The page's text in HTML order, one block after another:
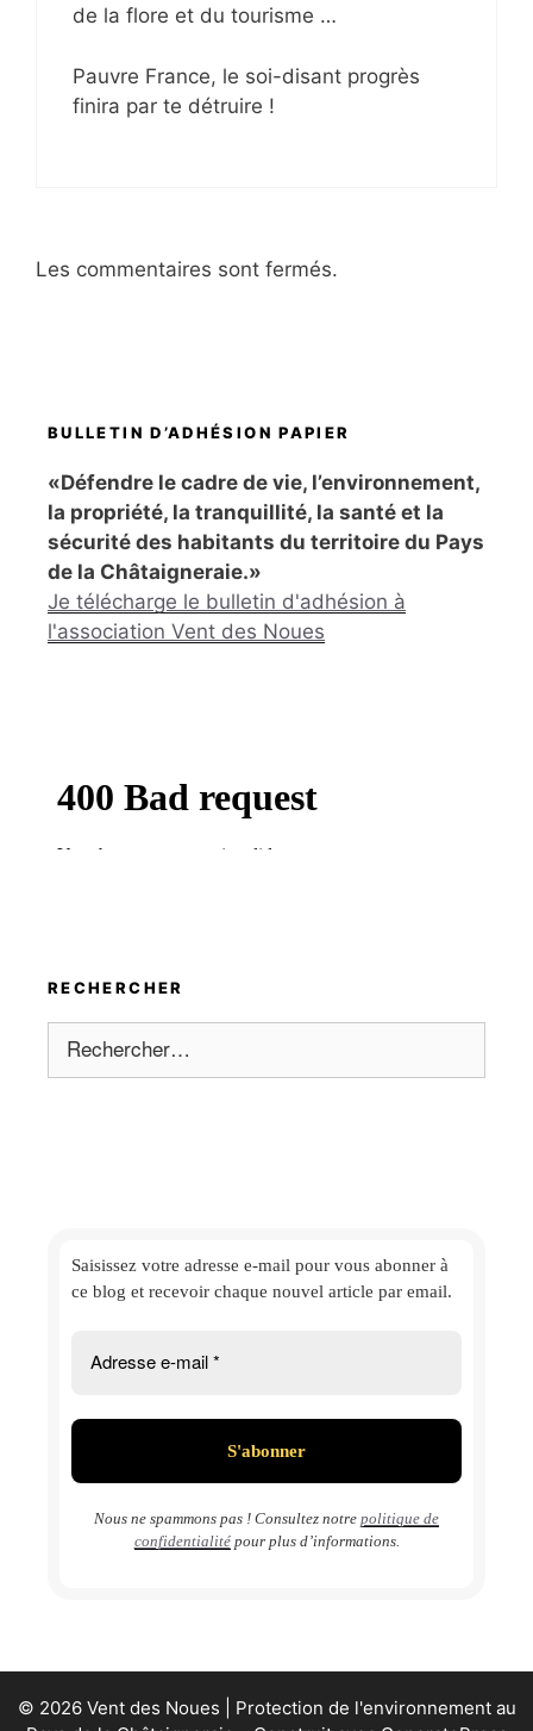
de la flore et du tourisme …
Pauvre France, le soi-disant progrès
finira par te détruire !
Les commentaires sont fermés.
BULLETIN D’ADHÉSION PAPIER
«Défendre le cadre de vie, l’environnement,
la propriété, la tranquillité, la santé et la
sécurité des habitants du territoire du Pays
de la Châtaigneraie.»
Je télécharge le bulletin d'adhésion à
l'association Vent des Noues
RECHERCHER
Rechercher :
Saisissez votre adresse e-mail pour vous abonner à
ce blog et recevoir chaque nouvel article par email.
Nous ne spammons pas ! Consultez notre politique de
confidentialitépour plus d’informations.
© 2026 Vent des Noues | Protection de l'environnement au